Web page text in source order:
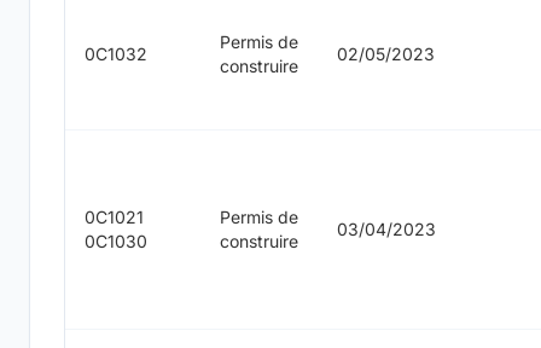
0C1032
Permis de
construire
02/05/2023
0C1021
0C1030
Permis de
construire
03/04/2023